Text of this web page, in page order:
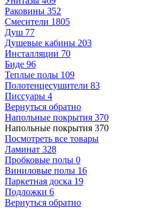
Раковины 352
Смесители 1805
Душ 77
Душевые кабины 203
Инсталляции 70
Биде 96
Теплые полы 109
Полотенцесушители 83
Писсуары 4
Вернуться обратно
Напольные покрытия 370
Напольные покрытия 370
Посмотреть все товары
Ламинат 328
Пробковые полы 0
Виниловые полы 16
Паркетная доска 19
Подложки 6
Вернуться обратно